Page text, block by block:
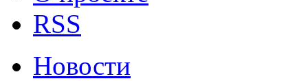
RSS
Новости